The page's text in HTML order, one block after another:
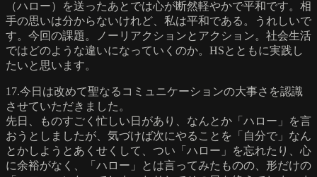
（ハロー）を送ったあとでは心が断然軽やかで平和です。相
手の思いは分からないけれど、私は平和である。うれしいで
す。今回の課題。ノーリアクションとアクション。社会生活
ではどのような違いになっていくのか。HSとともに実践し
たいと思います。
17.今日は改めて聖なるコミュニケーションの大事さを認識
させていただきました。
先日、ものすごく忙しい日があり、なんとか「ハロー」を言
おうとしましたが、気づけば次にやることを「自分で」なん
とかしようとあくせくして、つい「ハロー」を忘れたり、心
に余裕がなく、「ハロー」とは言ってみたものの、形だけの